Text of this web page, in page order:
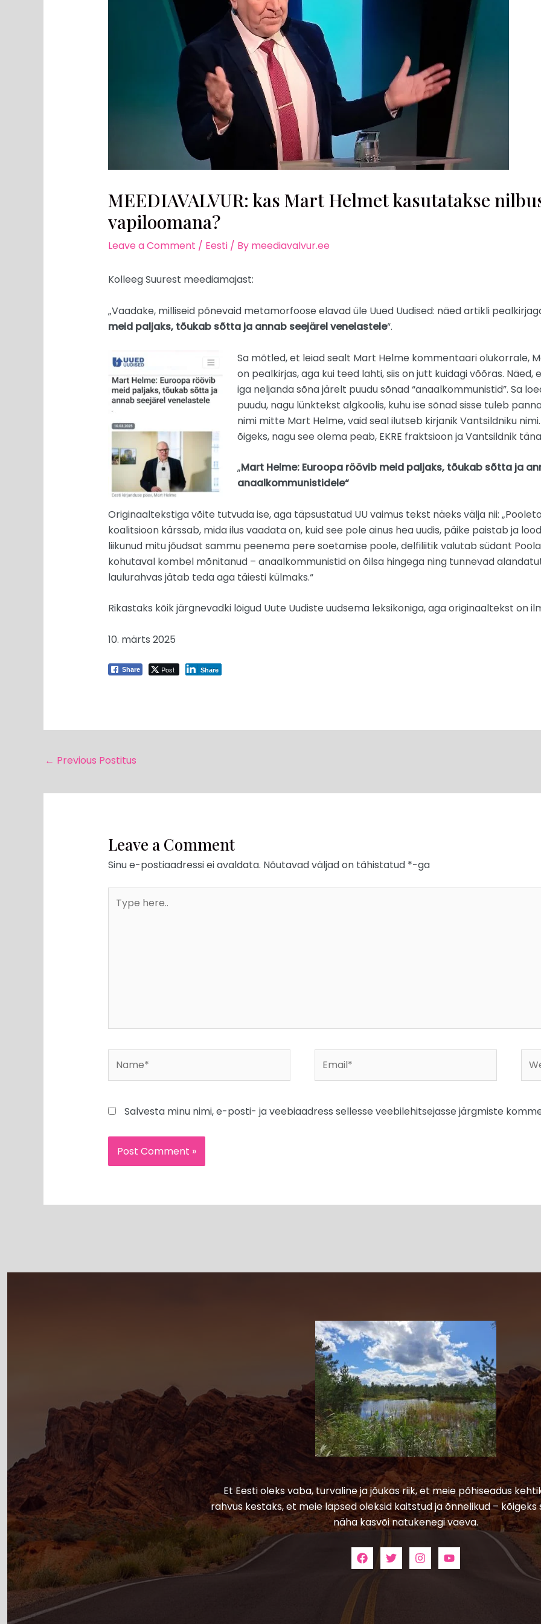
MEEDIAVALVUR: kas Mart Helmet kasutatakse
vapiloomana?
Leave a Comment / Eesti/ By meediavalvur.ee
Kolleeg Suurest meediamajast:
„Vaadake, milliseid põnevaid metamorfoose elavad üle Uued Uudised: näed artikli
meid paljaks, tõukab sõtta ja annab seejärel venelastele“.
Sa mõtled, et leiad sealt Mart Helme kommentaari olukorrale,
on pealkirjas, aga kui teed lahti, siis on jutt kuidagi võõras.
iga neljanda sõna järelt puudu sõnad “anaalkommunistid”. Sa
puudu, nagu lünktekst algkoolis, kuhu ise sõnad sisse tuleb
nimi mitte Mart Helme, vaid seal ilutseb kirjanik Vantsildniku
õigeks, nagu see olema peab, EKRE fraktsioon ja Vantsildnik
„Mart Helme: Euroopa röövib meid paljaks, tõukab sõtta ja
anaalkommunistidele“
Originaaltekstiga võite tutvuda ise, aga täpsustatud UU vaimus tekst näeks välja nii:
koalitsioon kärssab, mida ilus vaadata on, kuid see pole ainus hea uudis, päike paistab ja
liikunud mitu jõudsat sammu peenema pere soetamise poole, delfiliitik valutab südant
kohutaval kombel mõnitanud – anaalkommunistid on õilsa hingega ning tunnevad
laulurahvas jätab teda aga täiesti külmaks.“
Rikastaks kõik järgnevadki lõigud Uute Uudiste uudsema leksikoniga, aga originaaltekst on
10. märts 2025
Share Post Share
← Previous Postitus
Leave a Comment
Sinu e-postiaadressi ei avaldata. Nõutavad väljad on tähistatud *-ga
here..
Salvesta minu nimi, e-posti- ja veebiaadress sellesse veebilehitsejasse järgmiste
Et Eesti oleks vaba, turvaline ja jõukas riik, et meie põhiseadus
rahvus kestaks, et meie lapsed oleksid kaitstud ja õnnelikud – kõigeks
näha kasvõi natukenegi vaeva.